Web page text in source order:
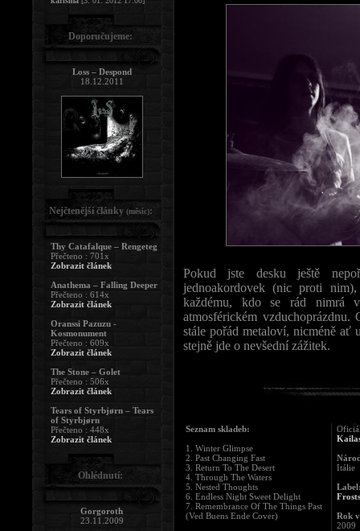
Pokud jste desku ještě
jednoakordovek (nic proti
každému, kdo se rád nimrá
atmosférickém
stále pořád metaloví, nicméně ať
stejně jde o nevšední zážitek.
Seznam skladeb:
1. Winter Glimpse
2. Past Changing Fast
3. Return To The Desert
4. Through The Waters
5. Nested Thoughts
6. Endless Night Sweet Delight
7. Remembrance Of The Things Past
(Ved Buens Ende Cover)
Itálie
Rok
2009
Doporučujeme:
Loss – Despond
18.12.2011
Nejčtenější články (měsíc):
Thy Catafalque – Rengeteg
Přečteno : 701x
Zobrazit článek
Anathema – Falling Deeper
Přečteno : 614x
Zobrazit článek
Oranssi Pazuzu -
Kosmonument
Přečteno : 609x
Zobrazit článek
The Stone – Golet
Přečteno : 506x
Zobrazit článek
Tears of Styrbjørn – Tears
of Styrbjørn
Přečteno : 448x
Zobrazit článek
Ohlédnutí:
Gorgoroth
23.11.2009